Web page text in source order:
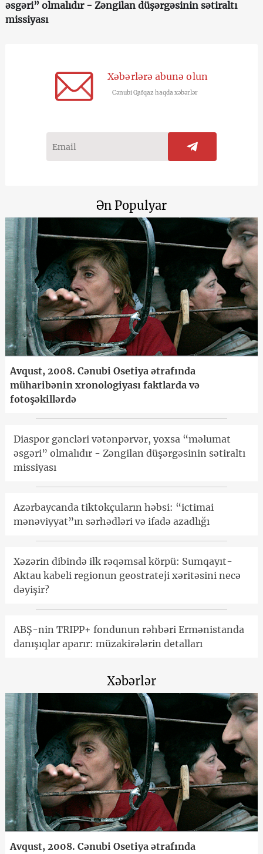
əsgəri” olmalıdır - Zəngilan düşərgəsinin sətiraltı
missiyası
Xəbərlərə abunə olun
Cənubi Qafqaz haqda xəbərlər
Ən Populyar
Avqust, 2008. Cənubi Osetiya ətrafında
müharibənin xronologiyası faktlarda və
fotoşəkillərdə
Diaspor gəncləri vətənpərvər, yoxsa “məlumat
əsgəri” olmalıdır - Zəngilan düşərgəsinin sətiraltı
missiyası
Azərbaycanda tiktokçuların həbsi: “ictimai
mənəviyyat”ın sərhədləri və ifadə azadlığı
Xəzərin dibində ilk rəqəmsal körpü: Sumqayıt-
Aktau kabeli regionun geostrateji xəritəsini necə
dəyişir?
ABŞ-nin TRIPP+ fondunun rəhbəri Ermənistanda
danışıqlar aparır: müzakirələrin detalları
Xəbərlər
Avqust, 2008. Cənubi Osetiya ətrafında